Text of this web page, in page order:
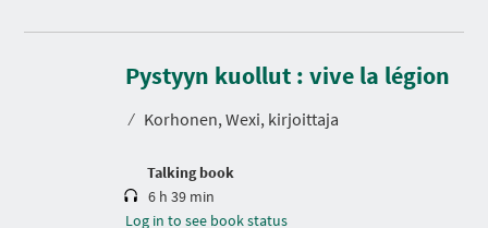
Pystyyn kuollut : vive la légion
⁄ Korhonen, Wexi, kirjoittaja
Talking book
D
r
a
i
6 h 39 min
Log in to see book status